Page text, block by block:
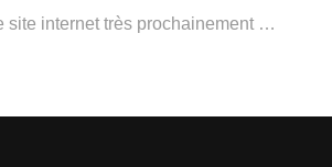
site internet très prochainement …